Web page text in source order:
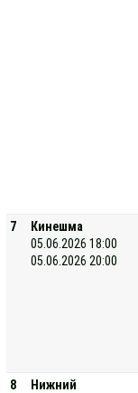
7
Кинешма
05.06.2026 18:00
05.06.2026 20:00
8
Нижний